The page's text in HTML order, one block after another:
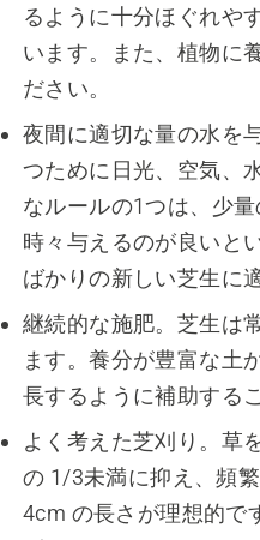
るように十分ほぐれや
います。また、植物に
ださい。
夜間に適切な量の水を
つために日光、空気、
なルールの1つは、少
時々与えるのが良いと
ばかりの新しい芝生に
継続的な施肥。芝生は
ます。養分が豊富な土
長するように補助する
よく考えた芝刈り。草
の 1/3未満に抑え、頻
4cm の長さが理想的で